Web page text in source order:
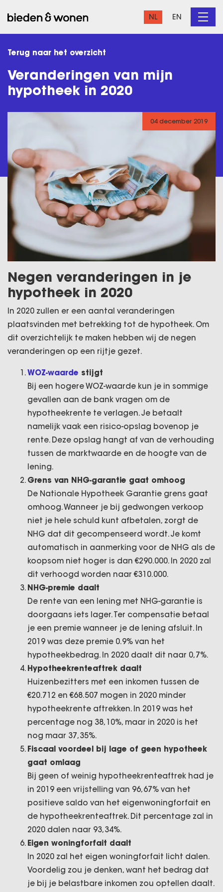
NL EN
Terug naar het overzicht
Veranderingen van mijn
hypotheek in 2020
04 december 2019
Negen veranderingen in je
hypotheek in 2020
In 2020 zullen er een aantal veranderingen
plaatsvinden met betrekking tot de hypotheek. Om
dit overzichtelijk te maken hebben wij de negen
veranderingen op een rijtje gezet.
WOZ-waarde stijgt
Bij een hogere WOZ-waarde kun je in sommige
gevallen aan de bank vragen om de
hypotheekrente te verlagen. Je betaalt
namelijk vaak een risico-opslag bovenop je
rente. Deze opslag hangt af van de verhouding
tussen de marktwaarde en de hoogte van de
lening.
Grens van NHG-garantie gaat omhoog
De Nationale Hypotheek Garantie grens gaat
omhoog. Wanneer je bij gedwongen verkoop
niet je hele schuld kunt afbetalen, zorgt de
NHG dat dit gecompenseerd wordt. Je komt
automatisch in aanmerking voor de NHG als de
koopsom niet hoger is dan €290.000. In 2020 zal
dit verhoogd worden naar €310.000.
NHG-premie daalt
De rente van een lening met NHG-garantie is
doorgaans iets lager. Ter compensatie betaal
je een premie wanneer je de lening afsluit. In
2019 was deze premie 0.9% van het
hypotheekbedrag. In 2020 daalt dit naar 0,7%.
Hypotheekrenteaftrek daalt
Huizenbezitters met een inkomen tussen de
€20.712 en €68.507 mogen in 2020 minder
hypotheekrente aftrekken. In 2019 was het
percentage nog 38,10%, maar in 2020 is het
nog maar 37,35%.
Fiscaal voordeel bij lage of geen hypotheek
gaat omlaag
Bij geen of weinig hypotheekrenteaftrek had je
in 2019 een vrijstelling van 96,67% van het
positieve saldo van het eigenwoningforfait en
de hypotheekrenteaftrek. Dit percentage zal in
2020 dalen naar 93,34%.
Eigen woningforfait daalt
In 2020 zal het eigen woningforfait licht dalen.
Voordelig zou je denken, want het bedrag dat
je bij je belastbare inkomen zou optellen daalt.